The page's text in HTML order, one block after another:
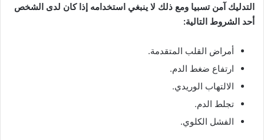
التدليك آمن تسبيا ومع ذلك لا ينبغي استخدامه إذا كان لدى الشخص
أحد الشروط التالية:
أمراض القلب المتقدمة.
ارتفاع ضغط الدم.
الالتهاب الوريدي.
تجلط الدم.
الفشل الكلوي.